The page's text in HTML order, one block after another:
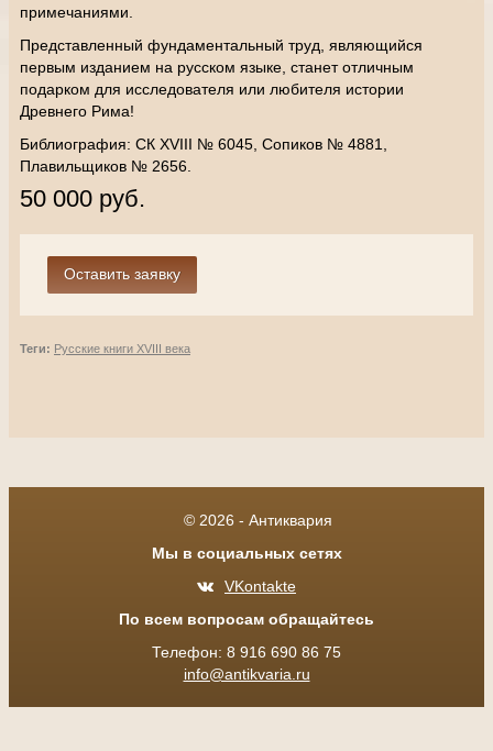
примечаниями.
Представленный фундаментальный труд, являющийся
первым изданием на русском языке, станет отличным
подарком для исследователя или любителя истории
Древнего Рима!
Библиография: СК XVIII № 6045, Сопиков № 4881,
Плавильщиков № 2656.
50 000 руб.
Теги: Русские книги XVIII века
© 2026 - Антиквария
Мы в социальных сетях
VKontakte
По всем вопросам обращайтесь
Телефон: 8 916 690 86 75
info@antikvaria.ru